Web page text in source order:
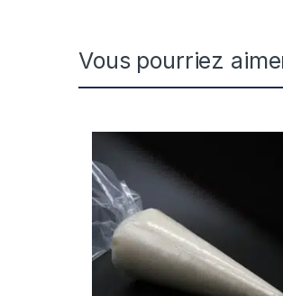
Vous pourriez